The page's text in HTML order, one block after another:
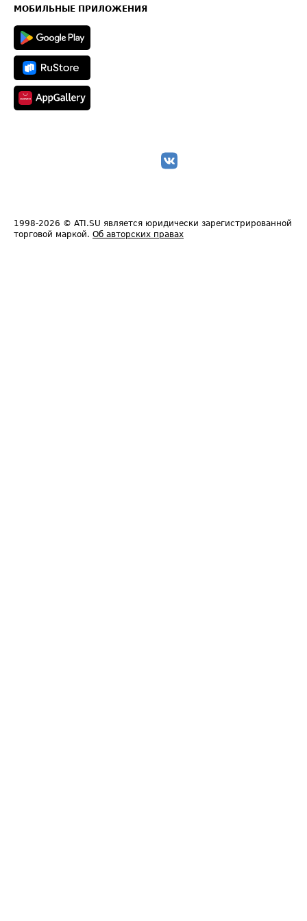
Техническая информация
МОБИЛЬНЫЕ ПРИЛОЖЕНИЯ
1998-2026 © ATI.SU является юридически зарегистрированной
торговой маркой. Об авторских правах